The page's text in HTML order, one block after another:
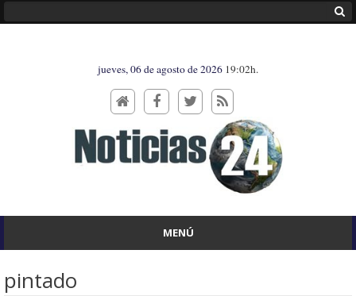
jueves, 06 de agosto de 2026 19:02h.
MENÚ
pintado